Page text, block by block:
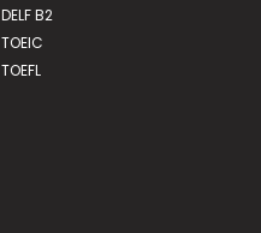
DELF B2
TOEIC
TOEFL